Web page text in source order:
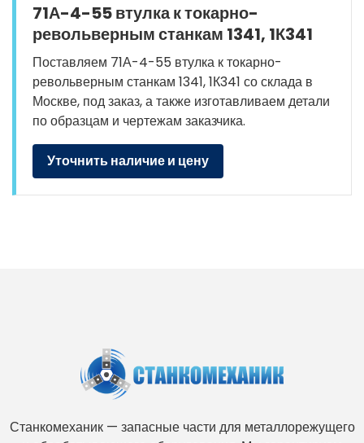
71А-4-55 втулка к токарно-
револьверным станкам 1341, 1К341
Поставляем 71А-4-55 втулка к токарно-
револьверным станкам 1341, 1К341 со склада в
Москве, под заказ, а также изготавливаем детали
по образцам и чертежам заказчика.
Уточнить наличие и цену
Станкомеханик — запасные части для металлорежущего